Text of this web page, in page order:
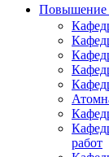
Повышение
работ